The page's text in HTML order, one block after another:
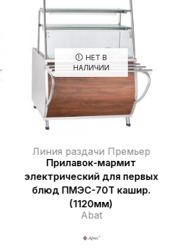
НЕТ В
НАЛИЧИИ
Линия раздачи Премьер
Прилавок-мармит
электрический для первых
блюд ПМЭС-70Т кашир.
(1120мм)
Abat